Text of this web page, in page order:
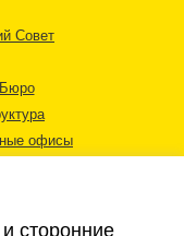
Совет
Бюро
офисы
сторонние